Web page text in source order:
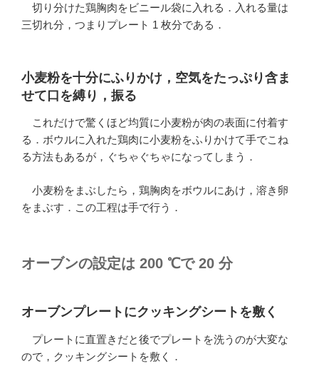
切り分けた鶏胸肉をビニール袋に入れる．入れる量は
三切れ分，つまりプレート 1 枚分である．
小麦粉を十分にふりかけ，空気をたっぷり含ま
せて口を縛り，振る
これだけで驚くほど均質に小麦粉が肉の表面に付着す
る．ボウルに入れた鶏肉に小麦粉をふりかけて手でこね
る方法もあるが，ぐちゃぐちゃになってしまう．
小麦粉をまぶしたら，鶏胸肉をボウルにあけ，溶き卵
をまぶす．この工程は手で行う．
オーブンの設定は 200 ℃で 20 分
オーブンプレートにクッキングシートを敷く
プレートに直置きだと後でプレートを洗うのが大変な
ので，クッキングシートを敷く．